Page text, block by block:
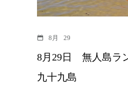
8月 29
8月29日 無人島ラ
九十九島